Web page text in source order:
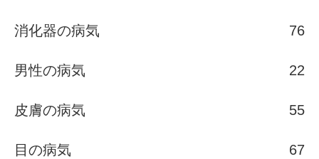
消化器の病気 76
男性の病気 22
皮膚の病気 55
目の病気 67